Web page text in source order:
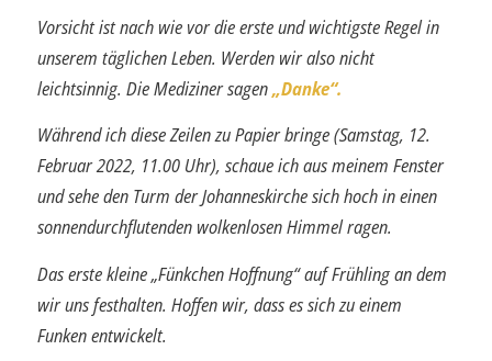
Vorsicht ist nach wie vor die erste und wichtigste Regel in
unserem täglichen Leben. Werden wir also nicht
leichtsinnig. Die Mediziner sagen„Danke“.
Während ich diese Zeilen zu Papier bringe (Samstag, 12.
Februar 2022, 11.00 Uhr), schaue ich aus meinem Fenster
und sehe den Turm der Johanneskirche sich hoch in einen
sonnendurchflutenden wolkenlosen Himmel ragen.
Das erste kleine „Fünkchen Hoffnung“ auf Frühling an dem
wir uns festhalten. Hoffen wir, dass es sich zu einem
Funken entwickelt.